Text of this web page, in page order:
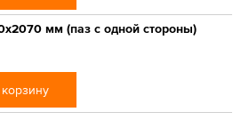
мм (паз с одной стороны)